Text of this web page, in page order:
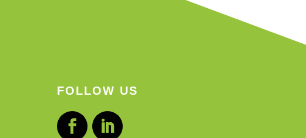
FOLLOW US